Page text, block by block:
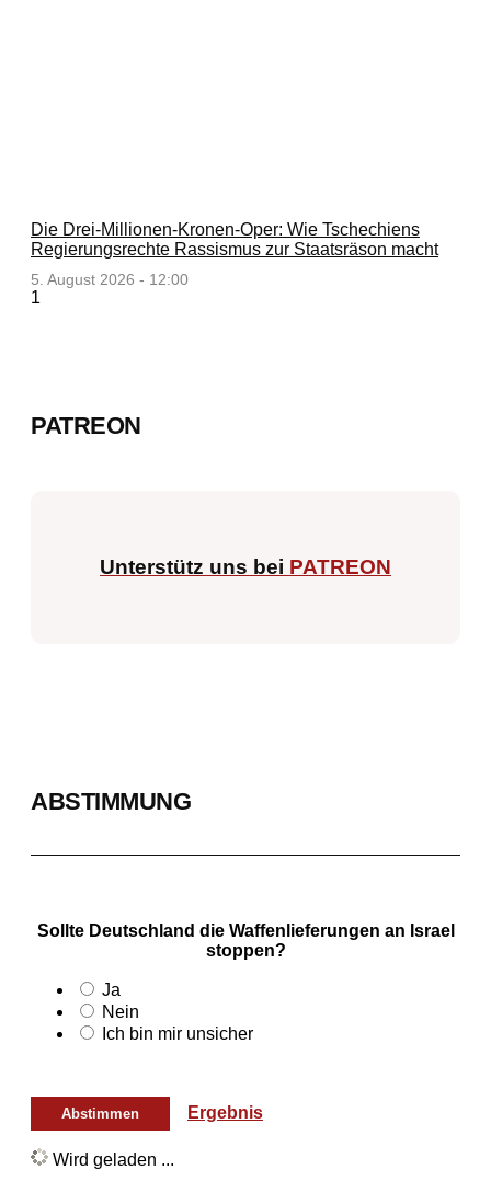
Die Drei-Millionen-Kronen-Oper: Wie Tschechiens
Regierungsrechte Rassismus zur Staatsräson macht
5. August 2026 - 12:00
PATREON
Unterstütz uns bei PATREON
ABSTIMMUNG
Sollte Deutschland die Waffenlieferungen an Israel
stoppen?
Ja
Nein
Ich bin mir unsicher
Ergebnis
Wird geladen ...